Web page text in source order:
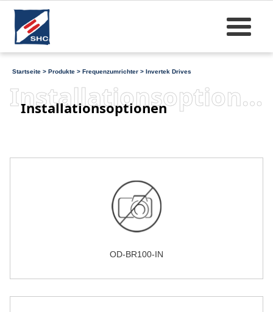
Startseite > Produkte > Frequenzumrichter > Invertek Drives
Installationsoptionen
Installationsoptionen
OD-BR100-IN